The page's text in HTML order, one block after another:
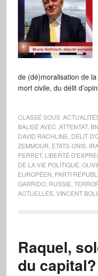
de (dé)moralisation de
mort civile, du délit
CLASSÉ SOUS :
BALISÉ AVEC :ATTENTAT,
DAVID RACHLINE DÉLIT
ZEMMOUR ETATS-UNIS,
PERRET, LIBERTÉ
DE LA VIE POLITIQUE
EUROPÉEN PARTI
GARRIDO, RUSSIE
ACTUELLES, VINCENT
Raquel,
du capital?